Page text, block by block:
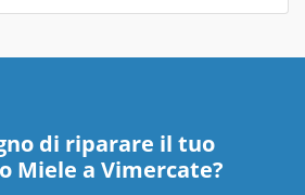
di riparare il tuo
Miele a Vimercate?